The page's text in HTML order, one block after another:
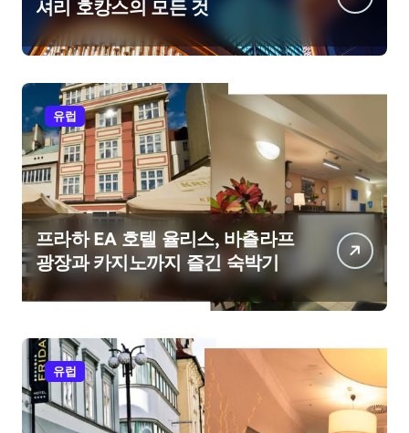
셔리 호캉스의 모든 것
유럽
프라하 EA 호텔 율리스, 바츨라프
광장과 카지노까지 즐긴 숙박기
유럽